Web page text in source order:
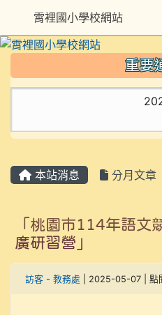
重要
本站消息 分月文章
「桃園市114年語文
廣研習營」
訪客 - 教務處 | 2025-05-07 | 點
霄裡國小學校網站